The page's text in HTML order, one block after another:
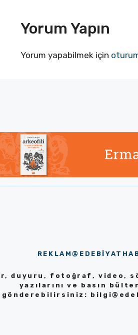
Yorum Yapın
Yorum yapabilmek için
duyuru, fotoğraf, video,
yazılarını ve basın
gönderebilirsiniz: